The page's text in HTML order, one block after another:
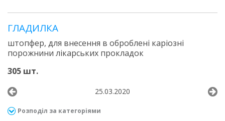
ГЛАДИЛКА
штопфер, для внесення в оброблені каріозні
порожнини лікарських прокладок
305 шт.
25.03.2020
Розподіл за категоріями